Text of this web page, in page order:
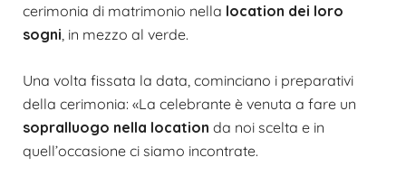
cerimonia di matrimonio nella location dei loro
sogni , in mezzo al verde.
Una volta fissata la data, cominciano i preparativi
della cerimonia: «La celebrante è venuta a fare un
sopralluogo nella location da noi scelta e in
quell’occasione ci siamo incontrate.